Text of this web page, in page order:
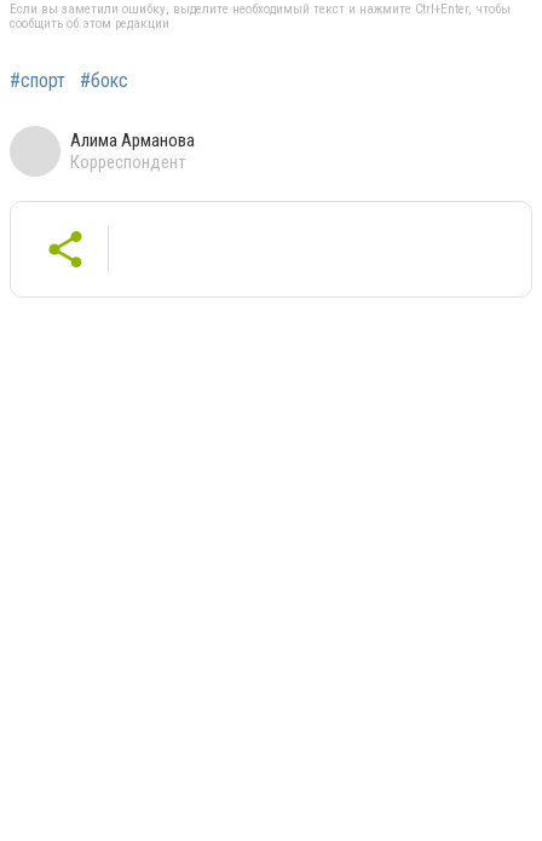
Если вы заметили ошибку, выделите необходимый текст и нажмите Ctrl+Enter, чтобы
сообщить об этом редакции
#спорт #бокс
Алима Арманова
Корреспондент